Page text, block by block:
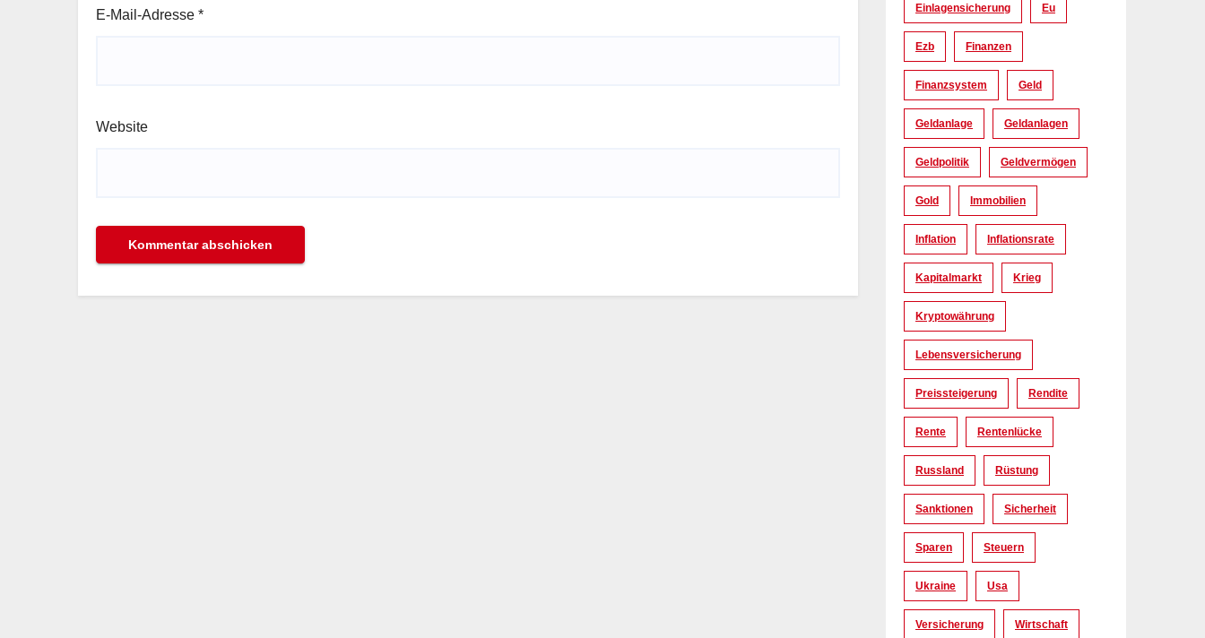
E-Mail-Adresse *
Website
Einlagensicherung Eu
Ezb Finanzen
Finanzsystem Geld
Geldanlage Geldanlagen
Geldpolitik Geldvermögen
Gold Immobilien
Inflation Inflationsrate
Kapitalmarkt Krieg
Kryptowährung
Lebensversicherung
Preissteigerung Rendite
Rente Rentenlücke
Russland Rüstung
Sanktionen Sicherheit
Sparen Steuern
Ukraine Usa
Versicherung Wirtschaft